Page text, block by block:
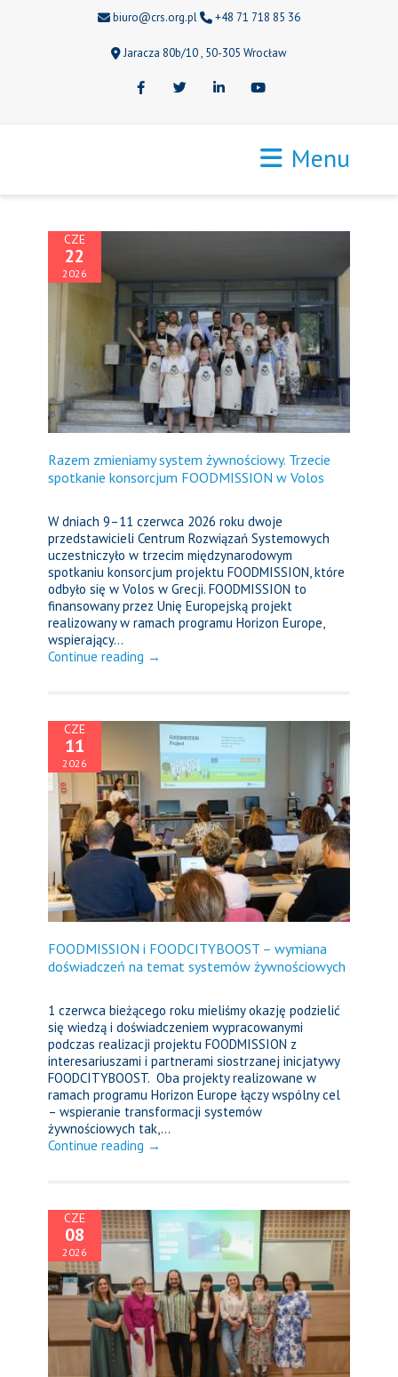
biuro@crs.org.pl +48 71 718 85 36
Jaracza 80b/10 , 50-305 Wrocław
FacebookTwitter LinkedInYoutube
Menu
CZE
22
2026
Razem zmieniamy system żywnościowy. Trzecie
spotkanie konsorcjum FOODMISSION w Volos
W dniach 9–11 czerwca 2026 roku dwoje
przedstawicieli Centrum Rozwiązań Systemowych
uczestniczyło w trzecim międzynarodowym
spotkaniu konsorcjum projektu FOODMISSION, które
odbyło się w Volos w Grecji. FOODMISSION to
finansowany przez Unię Europejską projekt
realizowany w ramach programu Horizon Europe,
wspierający...
Continue reading →
CZE
11
2026
FOODMISSION i FOODCITYBOOST – wymiana
doświadczeń na temat systemów żywnościowych
1 czerwca bieżącego roku mieliśmy okazję podzielić
się wiedzą i doświadczeniem wypracowanymi
podczas realizacji projektu FOODMISSION z
interesariuszami i partnerami siostrzanej inicjatywy
FOODCITYBOOST. Oba projekty realizowane w
ramach programu Horizon Europe łączy wspólny cel
– wspieranie transformacji systemów
żywnościowych tak,...
Continue reading →
CZE
08
2026